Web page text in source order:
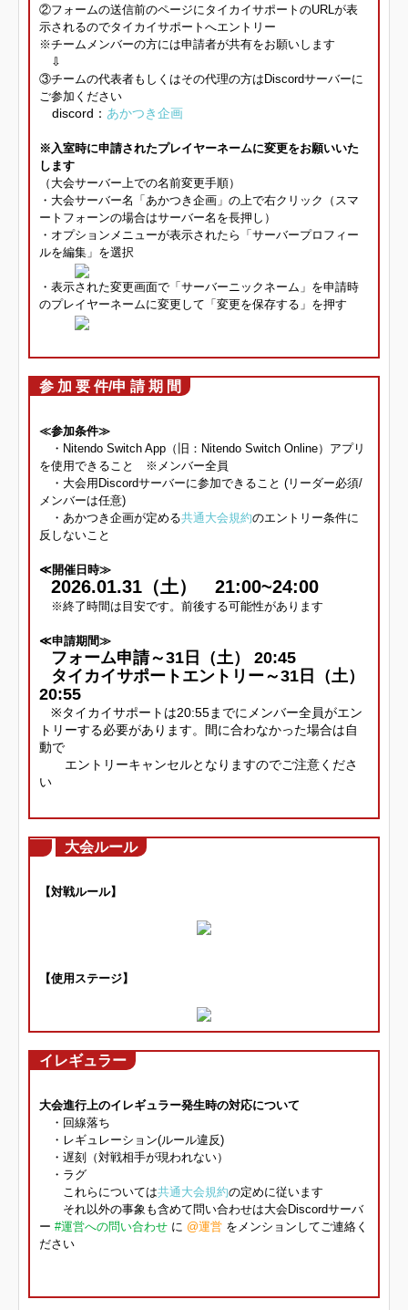
②フォームの送信前のページにタイカイサポートのURLが表
示されるのでタイカイサポートへエントリー
※チームメンバーの方には申請者が共有をお願いします
⇩
③チームの代表者もしくはその代理の方はDiscordサーバーに
ご参加ください
discord： あかつき企画
※入室時に申請されたプレイヤーネームに変更をお願いいた
します
（大会サーバー上での名前変更手順）
・大会サーバー名「あかつき企画」の上で右クリック（スマ
ートフォーンの場合はサーバー名を長押し）
・オプションメニューが表示されたら「サーバープロフィー
ルを編集」を選択
・表示された変更画面で「サーバーニックネーム」を申請時
のプレイヤーネームに変更して「変更を保存する」を押す
参 加 要 件/申 請 期 間
≪参加条件≫
・Nitendo Switch App（旧：Nitendo Switch Online）アプリ
を使用できること ※メンバー全員
・大会用Discordサーバーに参加できること (リーダー必須/
メンバーは任意)
・あかつき企画が定める共通大会規約のエントリー条件に
反しないこと
≪開催日時≫
2026.01.31（土） 21:00~24:00
※終了時間は目安です。前後する可能性があります
≪申請期間≫
フォーム申請～31日（土） 20:45
タイカイサポートエントリー～31日（土）
20:55
※タイカイサポートは20:55までにメンバー全員がエン
トリーする必要があります。間に合わなかった場合は自
動で
エントリーキャンセルとなりますのでご注意くださ
い
大会ルール
【対戦ルール】
【使用ステージ】
イレギュラー
大会進行上のイレギュラー発生時の対応について
・回線落ち
・レギュレーション(ルール違反)
・遅刻（対戦相手が現われない）
・ラグ
これらについては共通大会規約の定めに従います
それ以外の事象も含めて問い合わせは大会Discordサーバ
ー #運営への問い合わせ に @運営 をメンションしてご連絡く
ださい